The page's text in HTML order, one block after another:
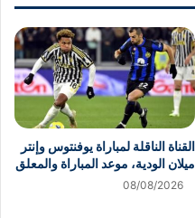
القناة الناقلة لمباراة يوفنتوس وإنتر
ميلان الودية، موعد المباراة والمعلق
08/08/2026